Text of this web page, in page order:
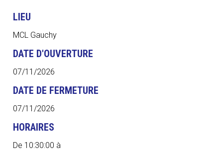
LIEU
MCL Gauchy
DATE D'OUVERTURE
07/11/2026
DATE DE FERMETURE
07/11/2026
HORAIRES
De 10:30:00 à